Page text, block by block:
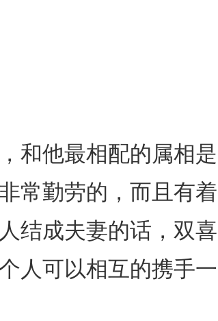
和他最相配的属相是
常勤劳的，而且有着
结成夫妻的话，双喜
人可以相互的携手一